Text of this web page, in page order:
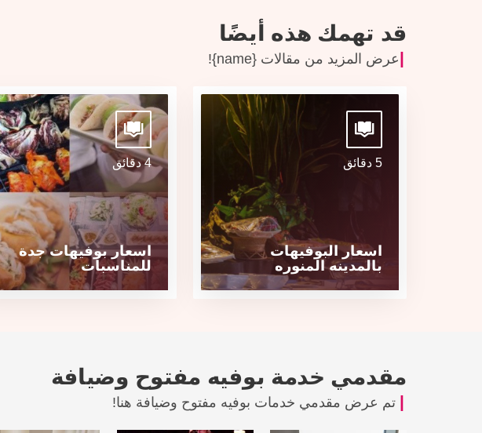
قد تهمك هذه أيضًا
عرض المزيد من مقالات {name}!
5 دقائق
اسعار البوفيهات
بالمدينه المنوره
4 دقائق
اسعار بوفيهات جدة
للمناسبات
مقدمي خدمة بوفيه مفتوح وضيافة
تم عرض مقدمي خدمات بوفيه مفتوح وضيافة هنا!